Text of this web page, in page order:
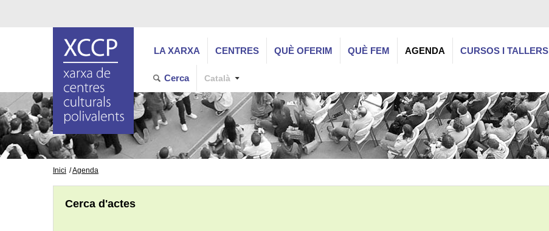
LA XARXA CENTRES QUÈ OFERIM QUÈ FEM AGENDA CURSOS I TALLERS
Cerca Català
Inici Agenda
Cerca d'actes